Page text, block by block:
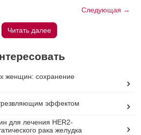
Следующая →
Читать далее
женщин: сохранение
эффектом
для лечения HER2-
рака желудка